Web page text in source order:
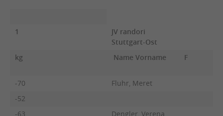
1
JV randori
Stuttgart-Ost
kg
Name Vorname F
-70
Fluhr, Meret
-52
-63
Dengler, Verena